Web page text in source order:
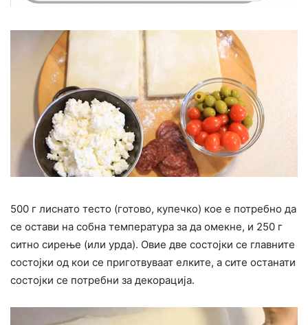
500 г лиснато тесто (готово, купечко) кое е потребно да
се остави на собна температура за да омекне, и 250 г
ситно сирење (или урда). Овие две состојки се главните
состојки од кои се приготвуваат елките, а сите останати
состојки се потребни за декорација.